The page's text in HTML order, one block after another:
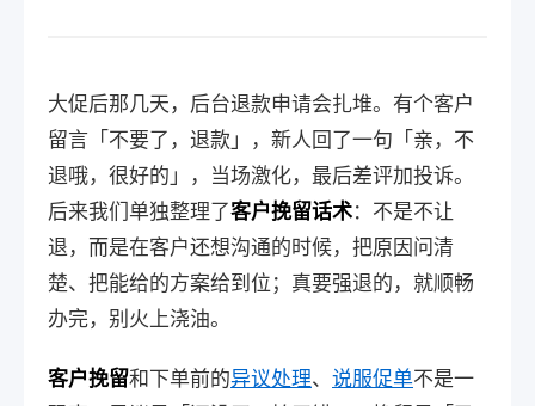
大促后那几天，后台退款申请会扎堆。有个客户
留言「不要了，退款」，新人回了一句「亲，不
退哦，很好的」，当场激化，最后差评加投诉。
后来我们单独整理了客户挽留话术：不是不让
退，而是在客户还想沟通的时候，把原因问清
楚、把能给的方案给到位；真要强退的，就顺畅
办完，别火上浇油。
客户挽留和下单前的异议处理、 说服促单不是一